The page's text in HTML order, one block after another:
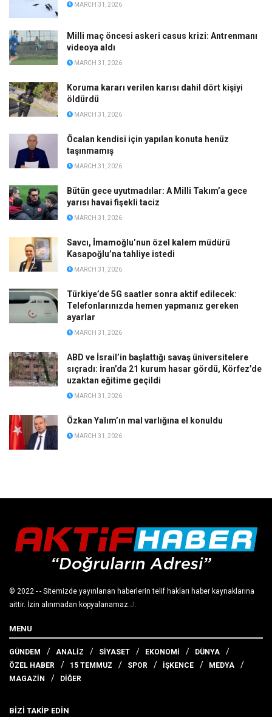
MARCH 31, 2026
Milli maç öncesi askeri casus krizi: Antrenmanı
videoya aldı
MARCH 31, 2026
Koruma kararı verilen karısı dahil dört kişiyi
öldürdü
MARCH 31, 2026
Öcalan kendisi için yapılan konuta henüz
taşınmamış
MARCH 31, 2026
Bütün gece uyutmadılar: A Milli Takım’a gece
yarısı havai fişekli taciz
MARCH 31, 2026
Savcı, İmamoğlu’nun özel kalem müdürü
Kasapoğlu’na tahliye istedi
MARCH 31, 2026
Türkiye’de 5G saatler sonra aktif edilecek:
Telefonlarınızda hemen yapmanız gereken
ayarlar
MARCH 31, 2026
ABD ve İsrail’in başlattığı savaş üniversitelere
sıçradı: İran’da 21 kurum hasar gördü, Körfez’de
uzaktan eğitime geçildi
MARCH 31, 2026
Özkan Yalım’ın mal varlığına el konuldu
MARCH 31, 2026
© 2022 - - Sitemizde yayınlanan haberlerin telif hakları haber kaynaklarına
aittir. İzin alınmadan kopyalanamaz. J
MENU
GÜNDEM ANALİZ SİYASET EKONOMİ
DÜNYA
ÖZEL HABER
15 TEMMUZ SPOR İŞKENCE
MEDYA
MAGAZİN
DİĞER
BİZİ TAKİP EDİN